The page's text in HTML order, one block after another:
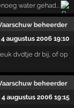
water gehad...
4 augustus 2006 19:10
dvdtje dr bij, of op
4 augustus 2006 19:15